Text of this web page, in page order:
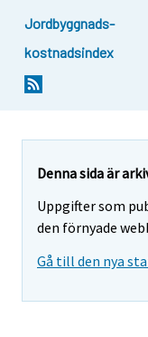
Jordbyggnads-
kostnadsindex
Denna sida är
Uppgifter som
den förnyade
Gå till den nya